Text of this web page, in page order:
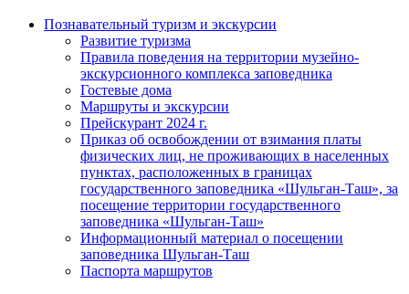
Познавательный туризм и экскурсии
Развитие туризма
Правила поведения на территории музейно-
экскурсионного комплекса заповедника
Гостевые дома
Маршруты и экскурсии
Прейскурант 2024 г.
Приказ об освобождении от взимания платы
физических лиц, не проживающих в населенных
пунктах, расположенных в границах
государственного заповедника «Шульган-Таш», за
посещение территории государственного
заповедника «Шульган-Таш»
Информационный материал о посещении
заповедника Шульган-Таш
Паспорта маршрутов